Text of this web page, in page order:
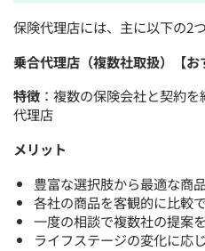
保険代理店には、主に以下の2
乗合代理店（複数社取扱）【お
特徴 ：複数の保険会社と契約
代理店
メリット
豊富な選択肢から最適な商
各社の商品を客観的に比較
一度の相談で複数社の提案
ライフステージの変化に応